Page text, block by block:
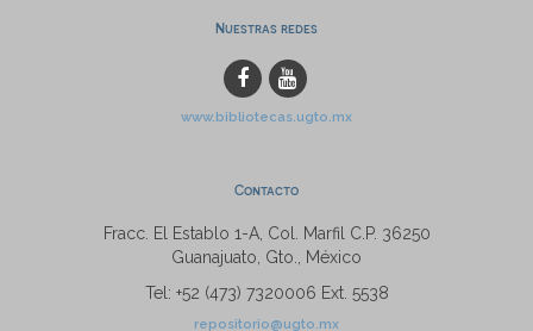
Nuestras redes
www.bibliotecas.ugto.mx
Contacto
Fracc. El Establo 1-A, Col. Marfil C.P. 36250
Guanajuato, Gto., México
Tel: +52 (473) 7320006 Ext. 5538
repositorio@ugto.mx